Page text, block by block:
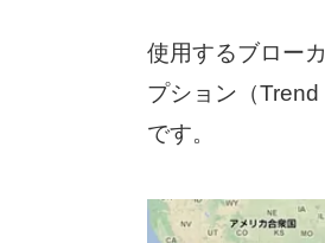
使用するブロー
プション（
です。